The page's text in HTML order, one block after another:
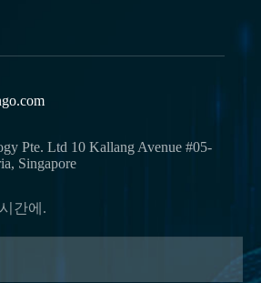
Pte. Ltd 10 Kallang Avenue #05-
Singapore
간에.